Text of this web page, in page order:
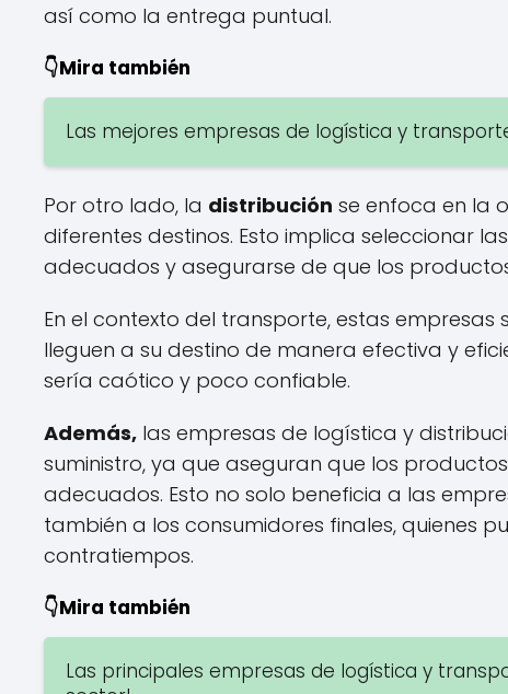
así como la entrega puntual.
👇Mira también
Las mejores empresas de logística y
Por otro lado, la distribución se enfoca en la
diferentes destinos. Esto implica seleccionar
adecuados y asegurarse de que los
En el contexto del transporte, estas
lleguen a su destino de manera efectiva y
sería caótico y poco confiable.
Además, las empresas de logística y
suministro, ya que aseguran que los
adecuados. Esto no solo beneficia a las
también a los consumidores finales, quienes
contratiempos.
👇Mira también
Las principales empresas de logística y